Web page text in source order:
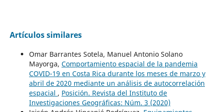
Artículos similares
Omar Barrantes Sotela, Manuel Antonio Solano
Mayorga, Comportamiento espacial de la pandemia
COVID-19 en Costa Rica durante los meses de marzo y
abril de 2020 mediante un análisis de autocorrelación
espacial , Posición. Revista del Instituto de
Investigaciones Geográficas: Núm. 3 (2020)